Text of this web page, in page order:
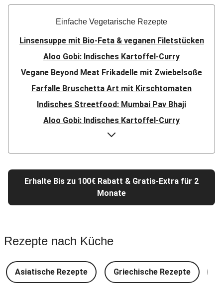
Einfache Vegetarische Rezepte
Linsensuppe mit Bio-Feta & veganen Filetstücken
Aloo Gobi: Indisches Kartoffel-Curry
Vegane Beyond Meat Frikadelle mit Zwiebelsoße
Farfalle Bruschetta Art mit Kirschtomaten
Indisches Streetfood: Mumbai Pav Bhaji
Aloo Gobi: Indisches Kartoffel-Curry
Nepalesisches Linsen Dal Bhat
Rauchige Süßkartoffel-Blumenkohl-Tajine
Nord-Indischer Palak Paneer in spicy Spinatcurry
Bowl & doppelt veganen Sweet-Chili-Filetstücken
Perlencouscous-Minestrone mit Kichererbsen
Camembert En Croûte mit Kartoffeln und Salat
Japanische Aubergine mit Miso-Glasur
Erhalte Bis zu 100€ Rabatt & Gratis-Extra für 2
Monate
Rezepte nach Küche
Asiatische Rezepte Griechische Rezepte